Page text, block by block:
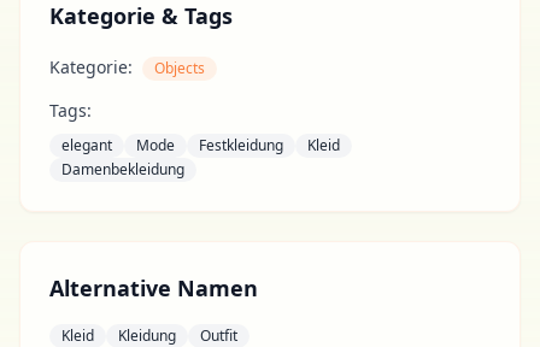
Kategorie & Tags
Kategorie: Objects
Tags:
elegant Mode Festkleidung
Kleid
Damenbekleidung
Alternative Namen
Kleid Kleidung Outfit